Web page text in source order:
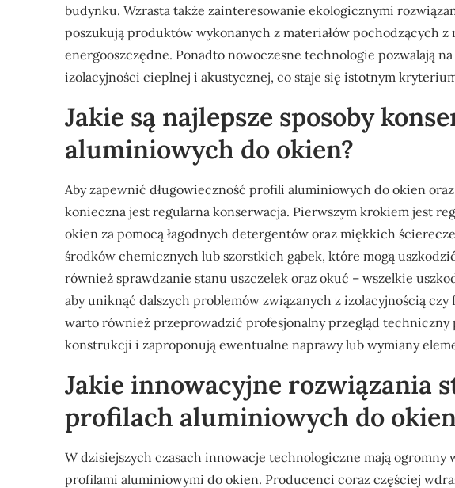
budynku. Wzrasta także zainteresowanie ekologicznymi
poszukują produktów wykonanych z materiałów pochodzących
energooszczędne. Ponadto nowoczesne technologie pozwalają
izolacyjności cieplnej i akustycznej, co staje się istotnym
Jakie są najlepsze sposoby
aluminiowych do okien?
Aby zapewnić długowieczność profili aluminiowych do okien
konieczna jest regularna konserwacja. Pierwszym krokiem jest
okien za pomocą łagodnych detergentów oraz miękkich
środków chemicznych lub szorstkich gąbek, które mogą
również sprawdzanie stanu uszczelek oraz okuć – wszelkie
aby uniknąć dalszych problemów związanych z izolacyjnością
warto również przeprowadzić profesjonalny przegląd techniczny
konstrukcji i zaproponują ewentualne naprawy lub wymiany
Jakie innowacyjne rozwiązania
profilach aluminiowych do
W dzisiejszych czasach innowacje technologiczne mają ogromny
profilami aluminiowymi do okien. Producenci coraz częściej